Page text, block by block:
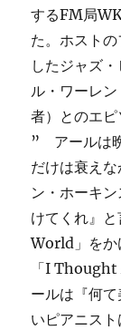
するFM局
た。ホスト
したジャズ
ル・ワーレ
者）とのエピ
” アールは
だけは衰え
ン・ホーキ
けてくれ』
World」をか
「I Thought
ールは『何
いピアニス